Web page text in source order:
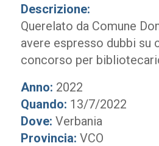
Descrizione:
Querelato da Comune
avere espresso dubbi su
concorso per
Anno: 2022
Quando: 13/7/2022
Dove: Verbania
Provincia: VCO